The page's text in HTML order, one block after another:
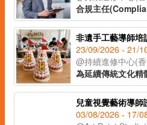
非遺手工藝導師培
23/09/2026 - 21/
03/08/2026 - 17/